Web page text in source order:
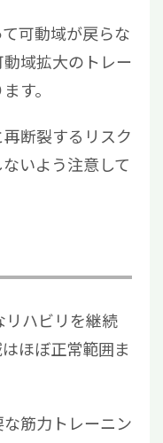
可動域が戻らな
域拡大のトレー
す。
断裂するリスク
いよう注意して
ハビリを継続
ほぼ正常範囲ま
筋力トレーニン